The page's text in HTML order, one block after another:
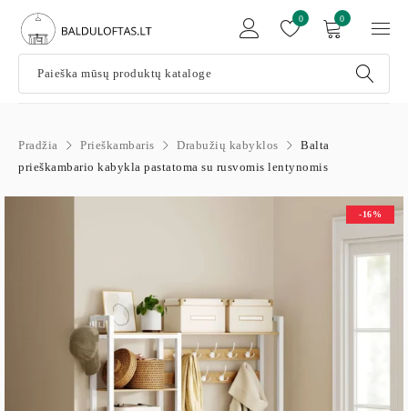
0
0
Pradžia Prieškambaris Drabužių kabyklos
Balta
prieškambario kabykla pastatoma su rusvomis lentynomis
-16%